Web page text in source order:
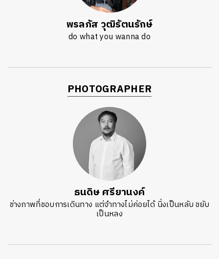
พรลภัส วุฒิรัตนรักษ์
do what you wanna do
PHOTOGRAPHER
ธนดิษ​ ศรี​ยา​นงค์​
ช่างภาพที่ชอบการเดินทาง แต่จำทางไม่ค่อยได้ นิ่งเป็นหลับ ขยับ
เป็นหลง